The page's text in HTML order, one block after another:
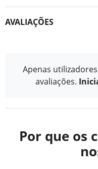
AVALIAÇÕES
Apenas
avaliações.
Por que os